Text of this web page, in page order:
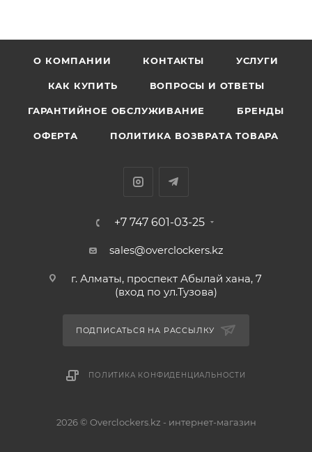
О КОМПАНИИ КОНТАКТЫ УСЛУГИ
КАК КУПИТЬ ВОПРОСЫ И ОТВЕТЫ
ГАРАНТИЙНОЕ ОБСЛУЖИВАНИЕ БРЕНДЫ
ОФЕРТА ПОЛИТИКА ВОЗВРАТА ТОВАРА
+7 747 601-03-25
sales@overclockers.kz
г. Алматы, проспект Абылай хана, 7
(вход по ул.Тузова)
ПОДПИСАТЬСЯ НА РАССЫЛКУ
ПОЛИТИКА КОНФИДЕНЦИАЛЬНОСТИ
2026 © Overclockers.kz - интернет-магазин